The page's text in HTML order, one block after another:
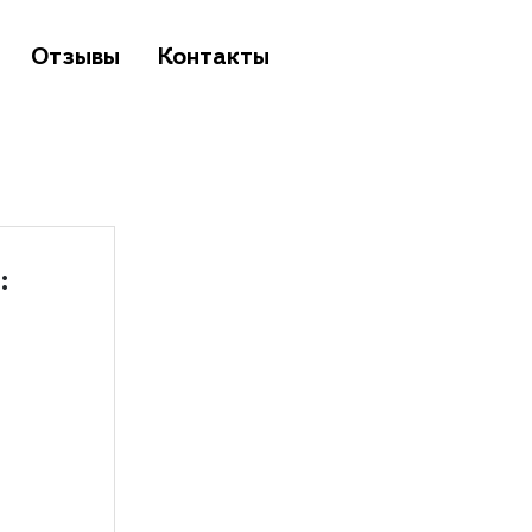
Отзывы Контакты